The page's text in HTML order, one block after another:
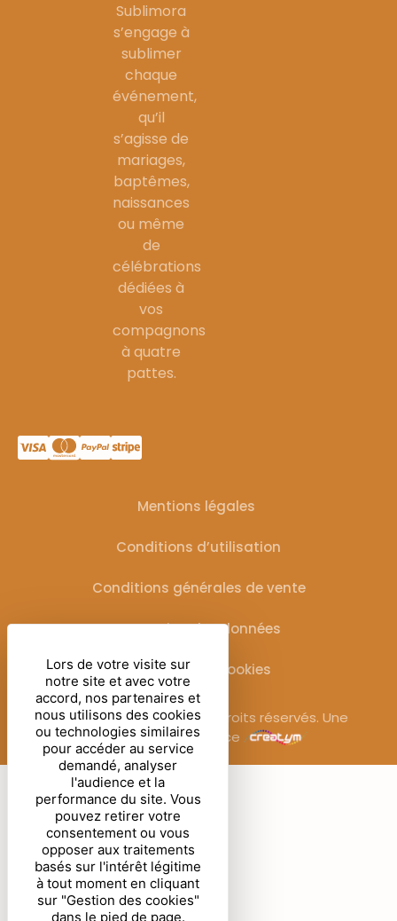
Sublimora
s’engage à
sublimer
chaque
événement,
qu’il
s’agisse de
mariages,
baptêmes,
naissances
ou même
de
célébrations
dédiées à
vos
compagnons
à quatre
pattes.
Mentions légales
Conditions d’utilisation
Conditions générales de vente
Protection des données
Gestion des cookies
© Sublimora – 2025. Tous droits réservés. Une
réalisation de l’agence
Lors de votre visite sur
notre site et avec votre
accord, nos partenaires et
nous utilisons des cookies
ou technologies similaires
pour accéder au service
demandé, analyser
l'audience et la
performance du site. Vous
pouvez retirer votre
consentement ou vous
opposer aux traitements
basés sur l'intérêt légitime
à tout moment en cliquant
sur "Gestion des cookies"
dans le pied de page.